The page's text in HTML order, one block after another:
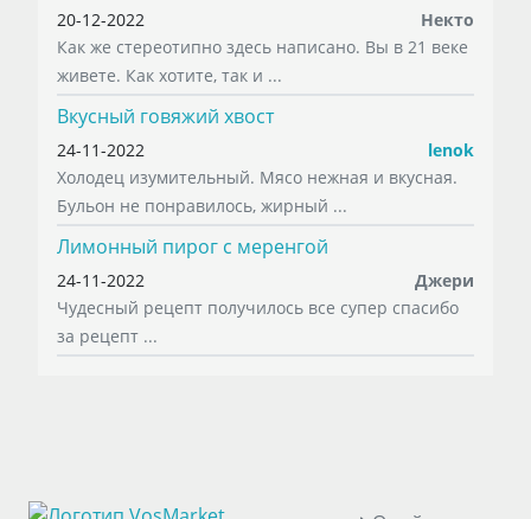
20-12-2022
Некто
Как же стереотипно здесь написано. Вы в 21 веке
живете. Как хотите, так и ...
Вкусный говяжий хвост
24-11-2022
lenok
Холодец изумительный. Мясо нежная и вкусная.
Бульон не понравилось, жирный ...
Лимонный пирог с меренгой
24-11-2022
Джери
Чудесный рецепт получилось все супер спасибо
за рецепт ...